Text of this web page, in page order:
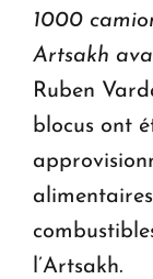
1000
Artsakh
Ruben
blocus ont
l’Artsakh.